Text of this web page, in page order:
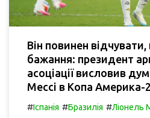
Він повинен
бажання: президент
асоціації висловив
Мессі в Копа Америка-
#Іспанія #Бразилія #Ліонель